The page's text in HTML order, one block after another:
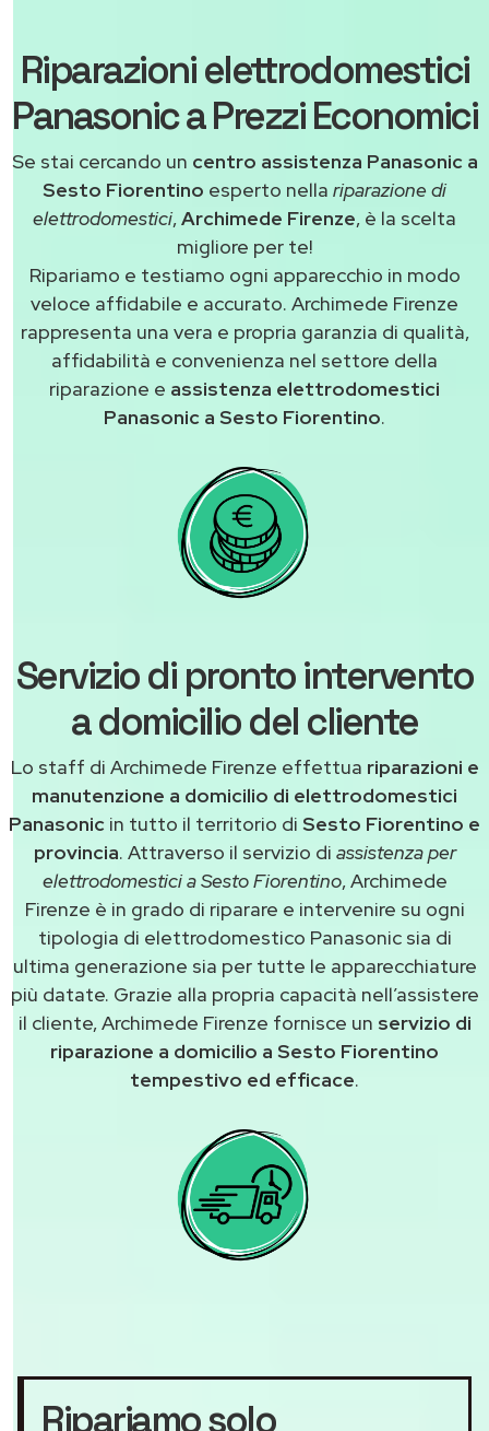
Riparazioni elettrodomestici
Panasonic a Prezzi Economici
Se stai cercando un centro assistenza Panasonic a
Sesto Fiorentino esperto nella riparazione di
elettrodomestici,Archimede Firenze, è la scelta
migliore per te!
Ripariamo e testiamo ogni apparecchio in modo
veloce affidabile e accurato. Archimede Firenze
rappresenta una vera e propria garanzia di qualità,
affidabilità e convenienza nel settore della
riparazione e assistenza elettrodomestici
Panasonic a Sesto Fiorentino.
Servizio di pronto intervento
a domicilio del cliente
Lo staff di Archimede Firenze effettua riparazioni e
manutenzione a domicilio di elettrodomestici
Panasonic in tutto il territorio di Sesto Fiorentino e
provincia. Attraverso il servizio di assistenza per
elettrodomestici a Sesto Fiorentino, Archimede
Firenze è in grado di riparare e intervenire su ogni
tipologia di elettrodomestico Panasonic sia di
ultima generazione sia per tutte le apparecchiature
più datate. Grazie alla propria capacità nell’assistere
il cliente, Archimede Firenze fornisce un servizio di
riparazione a domicilio a Sesto Fiorentino
tempestivo ed efficace.
Ripariamo solo